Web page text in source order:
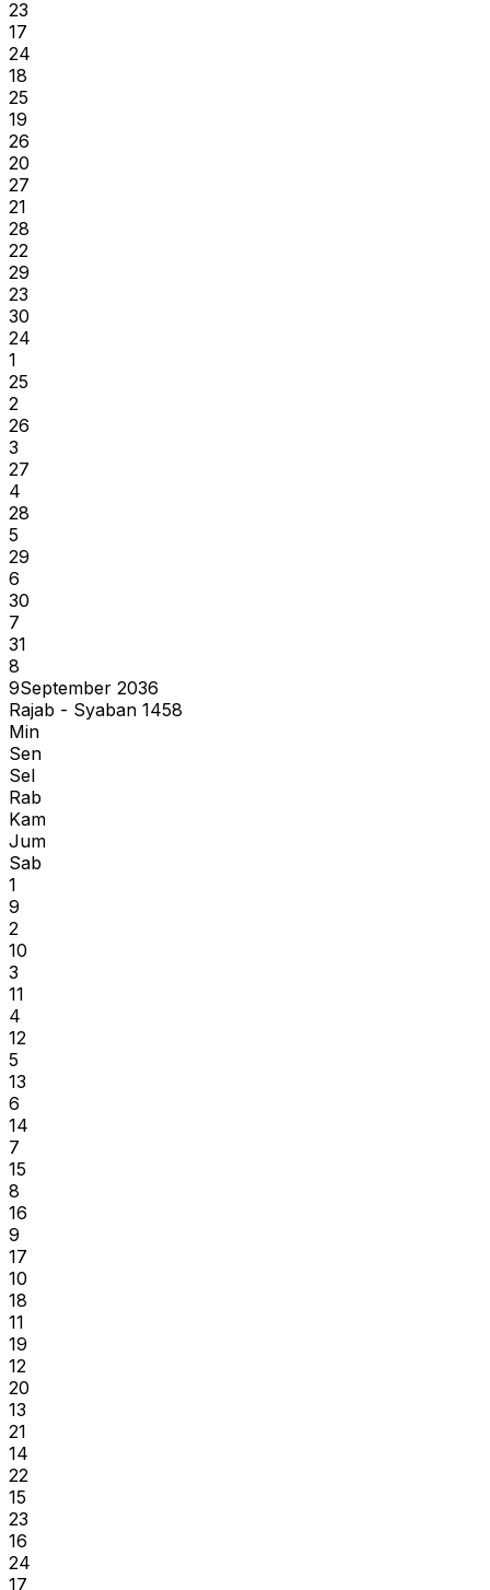
23
17
24
18
25
19
26
20
27
21
28
22
29
23
30
24
1
25
2
26
3
27
4
28
5
29
6
30
7
31
8
9September 2036
Rajab - Syaban 1458
Min
Sen
Sel
Rab
Kam
Jum
Sab
1
9
2
10
3
11
4
12
5
13
6
14
7
15
8
16
9
17
10
18
11
19
12
20
13
21
14
22
15
23
16
24
17